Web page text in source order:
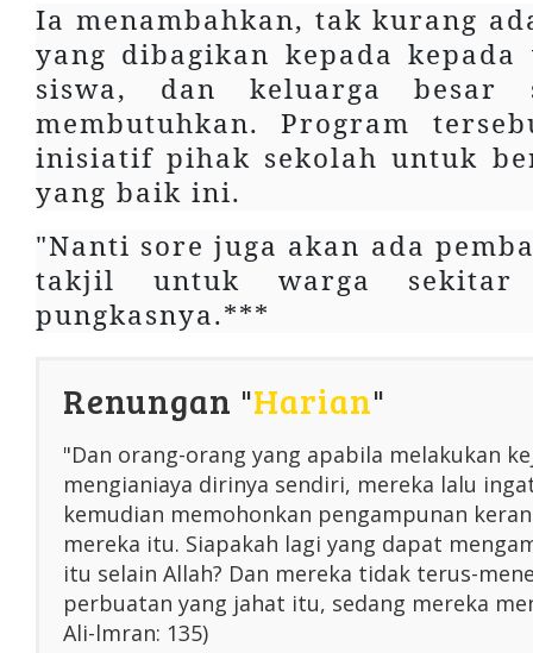
Ia menambahkan, tak kurang
yang dibagikan kepada
siswa, dan keluarga besar
membutuhkan. Program
inisiatif pihak sekolah untuk
yang baik ini.
"Nanti sore juga akan ada
takjil untuk warga sekitar
pungkasnya.***
Renungan "Harian"
"Dan orang-orang yang apabila melakukan
mengianiaya dirinya sendiri, mereka lalu
kemudian memohonkan pengampunan
mereka itu. Siapakah lagi yang dapat
itu selain Allah? Dan mereka tidak terus-
perbuatan yang jahat itu, sedang mereka
Ali-lmran: 135)